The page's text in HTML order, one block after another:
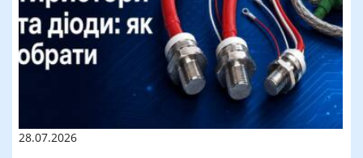
28.07.2026